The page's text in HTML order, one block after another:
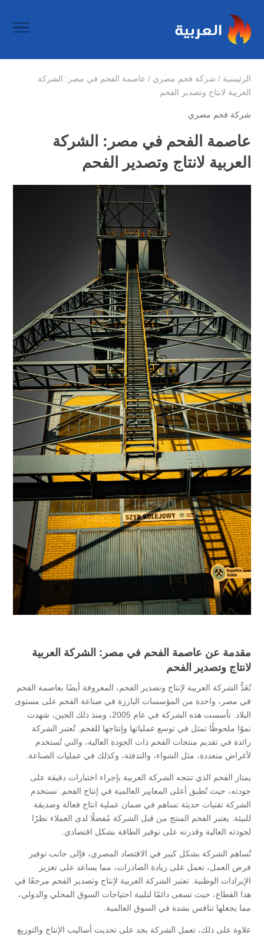
الرئيسية / شركة فحم مصري / عاصمة الفحم في مصر: الشركة
العربية لانتاج وتصدير الفحم
شركة فحم مصري
عاصمة الفحم في مصر: الشركة
العربية لانتاج وتصدير الفحم
مقدمة عن عاصمة الفحم في مصر: الشركة العربية
لانتاج وتصدير الفحم
تُعَدُّ الشركة العربية لإنتاج وتصدير الفحم، المعروفة أيضًا بعاصمة الفحم
في مصر، واحدة من المؤسسات البارزة في صناعة الفحم على مستوى
البلاد. تأسست هذه الشركة في عام 2005، ومنذ ذلك الحين، شهدت
نموًا ملحوظًا تمثل في توسع عملياتها وإنتاجها للفحم. تُعتبر الشركة
رائدة في تقديم منتجات الفحم ذات الجودة العالية، والتي تُستخدم
لأغراض متعددة، مثل الشواء، والتدفئة، وكذلك في عمليات الصناعة.
يمتاز الفحم الذي تنتجه الشركة العربية بإجراء اختبارات دقيقة على
جودته، حيث تُطبق أعلى المعايير العالمية في إنتاج الفحم. تستخدم
الشركة تقنيات حديثة تساهم في ضمان عملية انتاج فعالة وصديقة
للبيئة. يعتبر الفحم المنتج من قبل الشركة مُفضلًا لدى العملاء نظرًا
لجودته العالية وقدرته على توفير الطاقة بشكل اقتصادي.
تُساهم الشركة بشكل كبير في الاقتصاد المصري، فإلى جانب توفير
فرص العمل، تعمل على زيادة الصادرات، مما يساعد على تعزيز
الإيرادات الوطنية. تعتبر الشركة العربية لإنتاج وتصدير الفحم مرجعًا في
هذا القطاع، حيث تسعى دائمًا لتلبية احتياجات السوق المحلي والدولي،
مما يجعلها تنافس بشدة في السوق العالمية.
علاوة على ذلك، تعمل الشركة بجد على تحديث أساليب الإنتاج والتوزيع